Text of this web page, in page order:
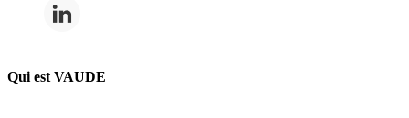
Qui est VAUDE